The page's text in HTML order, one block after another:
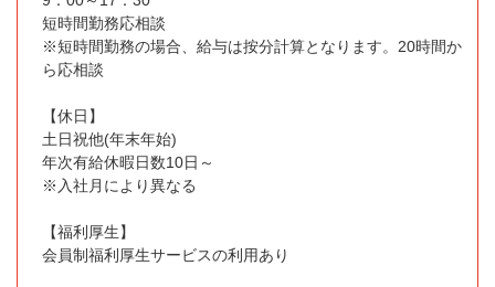
短時間勤務応相談
※短時間勤務の場合、給与は按分計算となります。20時間か
ら応相談
【休日】
土日祝他(年末年始)
年次有給休暇日数10日～
※入社月により異なる
【福利厚生】
会員制福利厚生サービスの利用あり